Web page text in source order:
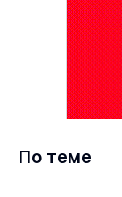
По теме